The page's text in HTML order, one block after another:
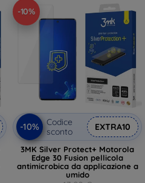
-10%
-10%
Codice
sconto
EXTRA10
3MK Silver Protect+ Motorola
Edge 30 Fusion pellicola
antimicrobica da applicazione a
umido